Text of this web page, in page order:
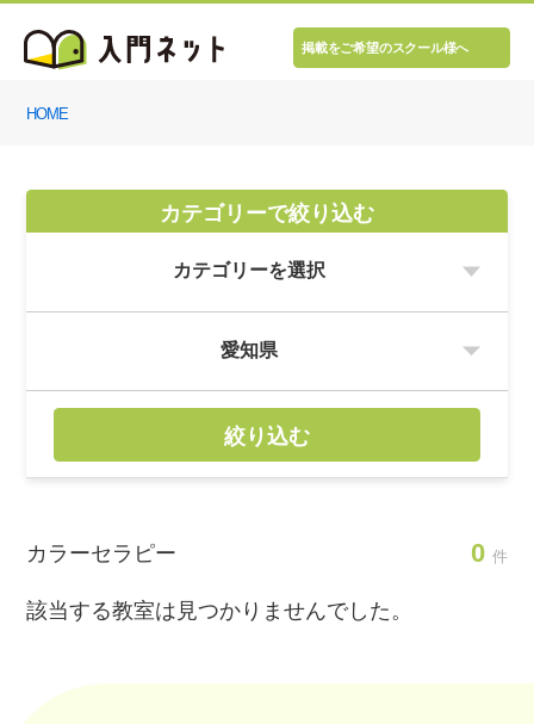
掲載をご希望のスクール様へ
HOME
カテゴリーで絞り込む
絞り込む
カラーセラピー 0 件
該当する教室は見つかりませんでした。